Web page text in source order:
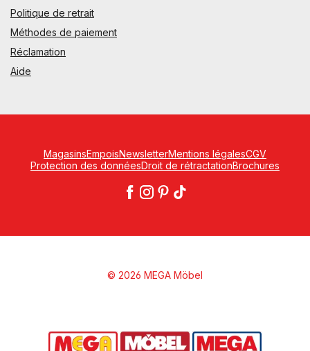
Politique de retrait
Méthodes de paiement
Réclamation
Aide
MagasinsEmpoisNewsletterMentions légalesCGV
Protection des donnéesDroit de rétractationBrochures
© 2026 MEGA Möbel